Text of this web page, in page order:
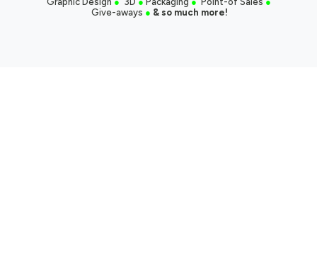
Give-aways ● & so much more!